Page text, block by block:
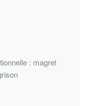
: magret